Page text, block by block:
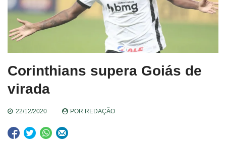
Corinthians supera Goiás de
virada
22/12/2020 POR REDAÇÃO